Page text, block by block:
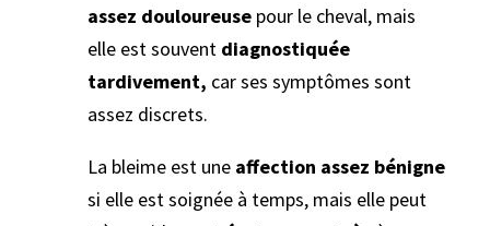
assez douloureuse pour le cheval, mais
elle est souvent diagnostiquée
tardivement, car ses symptômes sont
assez discrets.
La bleime est une affection assez bénigne
si elle est soignée à temps, mais elle peut